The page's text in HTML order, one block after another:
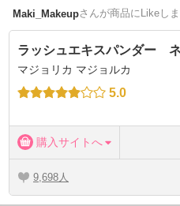
Maki_Makeupさんが商品にLikeし
ラッシュエキスパンダー
マジョリカ マジョルカ
5.0
購入サイトへ
9,698